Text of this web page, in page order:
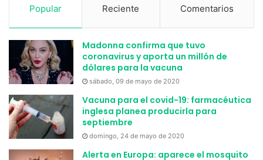
Popular Reciente Comentarios
Madonna confirma que tuvo
coronavirus y aporta un millón de
dólares para la vacuna
sábado, 09 de mayo de 2020
Vacuna para el covid-19: farmacéutica
inglesa planea producirla para
septiembre
domingo, 24 de mayo de 2020
Alerta en Europa: aparece el mosquito